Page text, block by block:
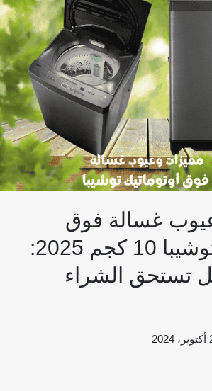
غسالة فوق
أوتوماتيك توشيبا 10 كجم 2025:
تستحق الشراء